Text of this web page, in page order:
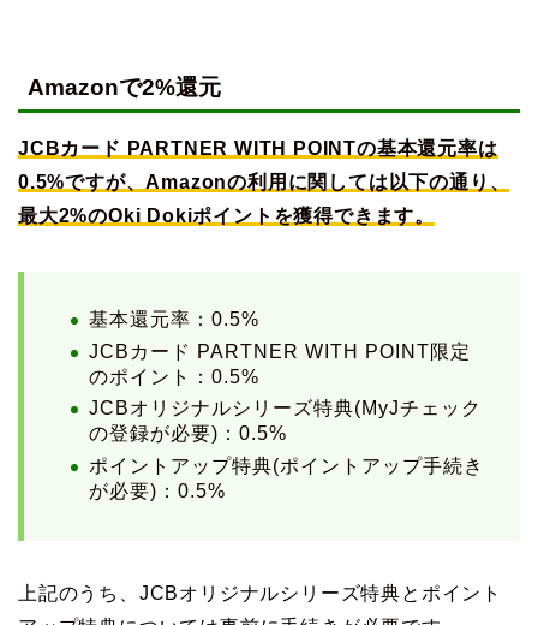
Amazonで2%還元
JCBカード PARTNER WITH POINTの基本還元率は
0.5%ですが、Amazonの利用に関しては以下の通り、
最大2%のOki Dokiポイントを獲得できます。
基本還元率：0.5%
JCBカード PARTNER WITH POINT限定
のポイント：0.5%
JCBオリジナルシリーズ特典(MyJチェック
の登録が必要)：0.5%
ポイントアップ特典(ポイントアップ手続き
が必要)：0.5%
上記のうち、JCBオリジナルシリーズ特典とポイント